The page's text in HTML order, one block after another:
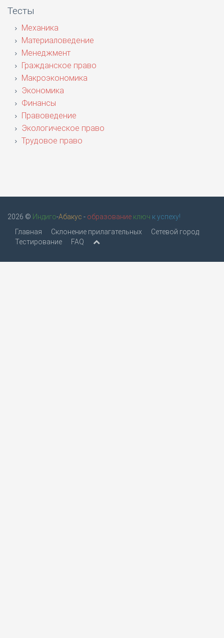
Тесты
Механика
Материаловедение
Менеджмент
Гражданское право
Макроэкономика
Экономика
Финансы
Правоведение
Экологическое право
Трудовое право
2026 © Индиго-Абакус - образование ключ к успеху!
Главная
Склонение прилагательных
Сетевой город
Тестирование
FAQ